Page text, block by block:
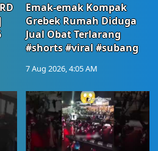
Emak-emak Kompak
Grebek Rumah Diduga
Jual Obat Terlarang
#shorts #viral #subang
7 Aug 2026, 4:05 AM